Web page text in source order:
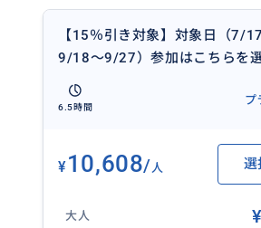
【15％引き対象】対象日（7/
9/18～9/27）参加はこちらを
毎日 E8
6.5時間
プ
¥10,608/人 選
大人